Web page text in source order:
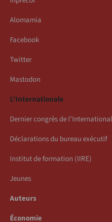
Alomamia
Facebook
Twitter
Mastodon
L’Internationale
Dernier congrès de
Déclarations du bureau exécutif
Institut de formation (IIRE)
Jeunes
Auteurs
Économie